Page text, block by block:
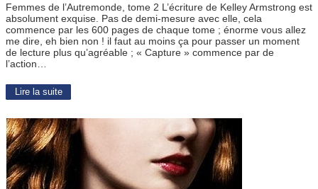
Femmes de l’Autremonde, tome 2 L’écriture de Kelley Armstrong est
absolument exquise. Pas de demi-mesure avec elle, cela
commence par les 600 pages de chaque tome ; énorme vous allez
me dire, eh bien non ! il faut au moins ça pour passer un moment
de lecture plus qu’agréable ; « Capture » commence par de
l’action…
Lire la suite